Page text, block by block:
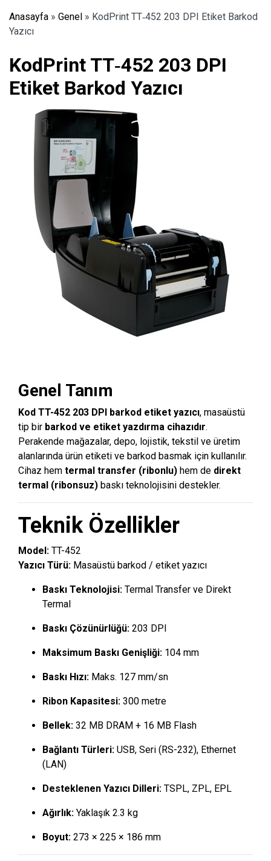
Anasayfa » Genel » KodPrint TT‑452 203 DPI Etiket Barkod
Yazıcı
KodPrint TT‑452 203 DPI
Etiket Barkod Yazıcı
Genel Tanım
Kod TT-452 203 DPI barkod etiket yazıcı, masaüstü
tip bir barkod ve etiket yazdırma cihazıdır.
Perakende mağazalar, depo, lojistik, tekstil ve üretim
alanlarında ürün etiketi ve barkod basmak için kullanılır.
Cihaz hem termal transfer (ribonlu) hem de direkt
termal (ribonsuz) baskı teknolojisini destekler.
Teknik Özellikler
Model: TT-452
Yazıcı Türü: Masaüstü barkod / etiket yazıcı
Baskı Teknolojisi: Termal Transfer ve Direkt
Termal
Baskı Çözünürlüğü: 203 DPI
Maksimum Baskı Genişliği: 104 mm
Baskı Hızı: Maks. 127 mm/sn
Ribon Kapasitesi: 300 metre
Bellek: 32 MB DRAM + 16 MB Flash
Bağlantı Türleri: USB, Seri (RS-232), Ethernet
(LAN)
Desteklenen Yazıcı Dilleri: TSPL, ZPL, EPL
Ağırlık: Yaklaşık 2.3 kg
Boyut: 273 × 225 × 186 mm